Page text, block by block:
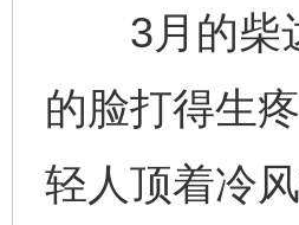
3月的柴达
的脸打得生
轻人顶着冷